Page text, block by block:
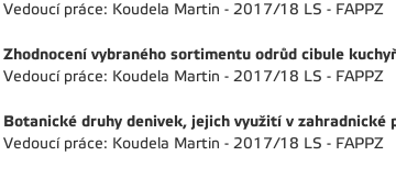
Vedoucí práce: Koudela Martin - 2017/18 LS - FAPPZ
Zhodnocení vybraného sortimentu odrůd cibule
Vedoucí práce: Koudela Martin - 2017/18 LS - FAPPZ
Botanické druhy denivek, jejich využití v
Vedoucí práce: Koudela Martin - 2017/18 LS - FAPPZ